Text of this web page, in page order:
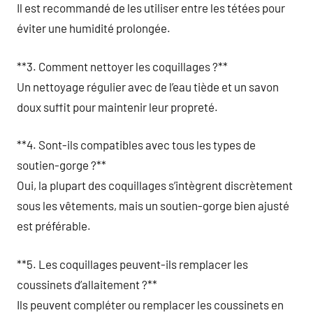
Il est recommandé de les utiliser entre les tétées pour
éviter une humidité prolongée.
**3. Comment nettoyer les coquillages ?**
Un nettoyage régulier avec de l’eau tiède et un savon
doux suffit pour maintenir leur propreté.
**4. Sont-ils compatibles avec tous les types de
soutien-gorge ?**
Oui, la plupart des coquillages s’intègrent discrètement
sous les vêtements, mais un soutien-gorge bien ajusté
est préférable.
**5. Les coquillages peuvent-ils remplacer les
coussinets d’allaitement ?**
Ils peuvent compléter ou remplacer les coussinets en